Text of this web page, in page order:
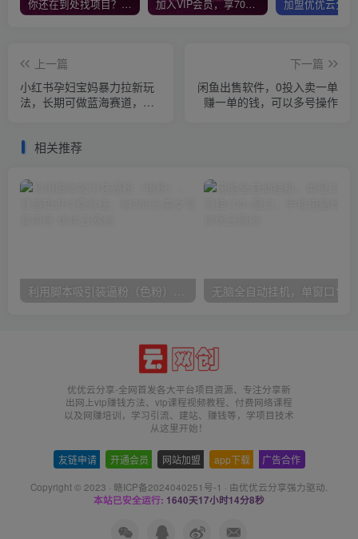
你还在到处找项目？还在当韭菜？我靠网创资源站一个月收入5万+，曾经我也是个失败者。 加入VIP会员，享70%的推广提成，免费学习多种网上创业课程，菜鸟秒变大神！
上一篇
小红书孕妇宝妈暴力拉新玩
法，长期可做蓝海赛道，每
下一篇
闲鱼出售软件，0投入卖一单
赚一单的钱，可以多号操作
相关推荐
优优云分享-全网首发各大平台项目资源、专注分享新
出网上vip赚钱方法、vip课程视频教程、付费网络课程
以及网赚培训，学习引流、建站、赚钱等，学项目技术
从这里开始！
友链申请 开通会员 网站加盟 app下载 广告合作
Copyright © 2023 · 赣ICP备2024040251号-1 · 由优优云分享强力驱动.
本站已安全运行: 1640天17小时14分8秒